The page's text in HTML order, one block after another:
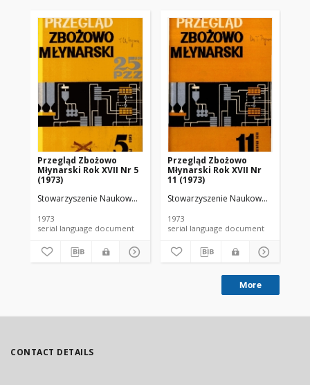
Przegląd Zbożowo
Młynarski Rok XVII Nr 5
(1973)
Stowarzyszenie Naukowo-Techniczne Inżynierów i Techników
1973
serial language document
Przegląd Zbożowo
Młynarski Rok XVII Nr
11 (1973)
Stowarzyszenie Naukowo-
1973
serial language document
More
CONTACT DETAILS